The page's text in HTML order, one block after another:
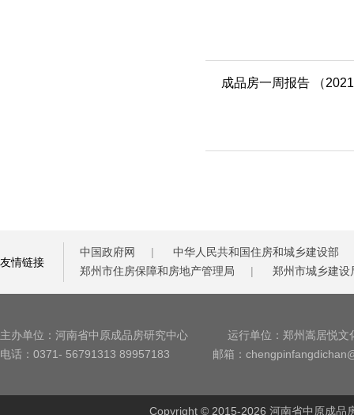
成品房一周报告 （
友情链接
中国政府网 |
中华人民共和国住房和城乡建设部
郑州市住房保障和房地产管理局
| 郑州市城乡建设
主办单位：河南省中原成品房研究中心
运行单位：郑州嵩居悦文
电话：0371- 56791313 89957183
邮箱：
Copyright © 2015-2026 河南省中原成品